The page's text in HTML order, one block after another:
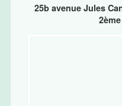
25b avenue Jules